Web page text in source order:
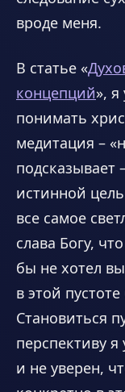
вроде меня.
В статье «
концепций»,
понимать
медитация –
подсказывает
истинной
все самое
слава Богу,
бы не хотел
в этой
Становиться
перспективу
и не уверен,